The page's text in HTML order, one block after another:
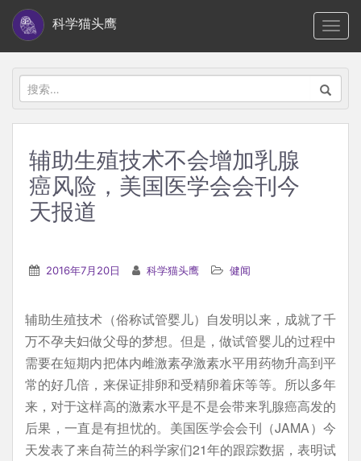
i
科学猫头鹰
搜
索：
辅助生殖技术不会增加乳腺
癌风险，美国医学会会刊今
天报道
2016年7月20日 科学猫头鹰 健闻
辅助生殖技术（俗称试管婴儿）自发明以来，成就了千
万不孕夫妇做父母的梦想。但是，做试管婴儿的过程中
需要在短期内把体内雌激素孕激素水平用药物升高到平
常的好几倍，来保证排卵和受精卵着床等等。所以多年
来，对于这样高的激素水平是不是会带来乳腺癌高发的
后果，一直是有担忧的。美国医学会会刊（JAMA）今
天发表了来自荷兰的科学家们21年的跟踪数据，表明试